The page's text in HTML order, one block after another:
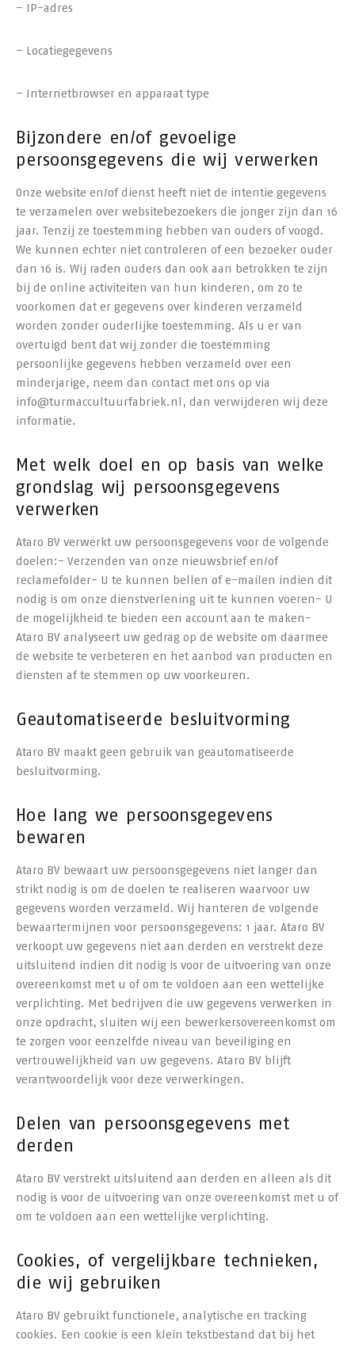
– IP-adres
– Locatiegegevens
– Internetbrowser en apparaat type
Bijzondere en/of gevoelige
persoonsgegevens die wij verwerken
Onze website en/of dienst heeft niet de intentie gegevens
te verzamelen over websitebezoekers die jonger zijn dan 16
jaar. Tenzij ze toestemming hebben van ouders of voogd.
We kunnen echter niet controleren of een bezoeker ouder
dan 16 is. Wij raden ouders dan ook aan betrokken te zijn
bij de online activiteiten van hun kinderen, om zo te
voorkomen dat er gegevens over kinderen verzameld
worden zonder ouderlijke toestemming. Als u er van
overtuigd bent dat wij zonder die toestemming
persoonlijke gegevens hebben verzameld over een
minderjarige, neem dan contact met ons op via
info@turmaccultuurfabriek.nl, dan verwijderen wij deze
informatie.
Met welk doel en op basis van welke
grondslag wij persoonsgegevens
verwerken
Ataro BV verwerkt uw persoonsgegevens voor de volgende
doelen:- Verzenden van onze nieuwsbrief en/of
reclamefolder- U te kunnen bellen of e-mailen indien dit
nodig is om onze dienstverlening uit te kunnen voeren- U
de mogelijkheid te bieden een account aan te maken-
Ataro BV analyseert uw gedrag op de website om daarmee
de website te verbeteren en het aanbod van producten en
diensten af te stemmen op uw voorkeuren.
Geautomatiseerde besluitvorming
Ataro BV maakt geen gebruik van geautomatiseerde
besluitvorming.
Hoe lang we persoonsgegevens
bewaren
Ataro BV bewaart uw persoonsgegevens niet langer dan
strikt nodig is om de doelen te realiseren waarvoor uw
gegevens worden verzameld. Wij hanteren de volgende
bewaartermijnen voor persoonsgegevens: 1 jaar. Ataro BV
verkoopt uw gegevens niet aan derden en verstrekt deze
uitsluitend indien dit nodig is voor de uitvoering van onze
overeenkomst met u of om te voldoen aan een wettelijke
verplichting. Met bedrijven die uw gegevens verwerken in
onze opdracht, sluiten wij een bewerkersovereenkomst om
te zorgen voor eenzelfde niveau van beveiliging en
vertrouwelijkheid van uw gegevens. Ataro BV blijft
verantwoordelijk voor deze verwerkingen.
Delen van persoonsgegevens met
derden
Ataro BV verstrekt uitsluitend aan derden en alleen als dit
nodig is voor de uitvoering van onze overeenkomst met u of
om te voldoen aan een wettelijke verplichting.
Cookies, of vergelijkbare technieken,
die wij gebruiken
Ataro BV gebruikt functionele, analytische en tracking
cookies. Een cookie is een klein tekstbestand dat bij het